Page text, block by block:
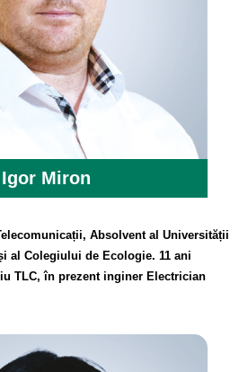
Igor Miron
Absolvent al Universității
al Colegiului de Ecologie. 11 ani
TLC, în prezent inginer Electrician